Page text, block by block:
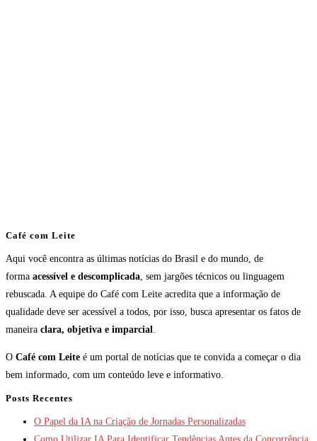
Café com Leite
Aqui você encontra as últimas notícias do Brasil e do mundo, de
forma acessível e descomplicada, sem jargões técnicos ou linguagem
rebuscada. A equipe do Café com Leite acredita que a informação de
qualidade deve ser acessível a todos, por isso, busca apresentar os fatos de
maneira clara, objetiva e imparcial.
O Café com Leite é um portal de notícias que te convida a começar o dia
bem informado, com um conteúdo leve e informativo.
Posts Recentes
O Papel da IA na Criação de Jornadas Personalizadas